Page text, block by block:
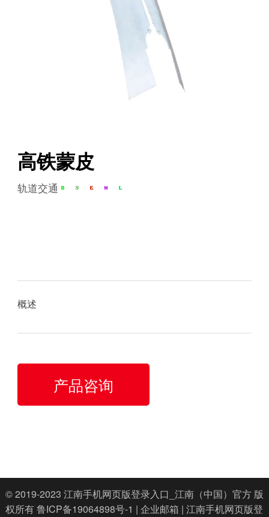
高铁蒙皮
轨道交通
概述
产品咨询
© 2019-2023 江南手机网页版登录入口_江南（中国）官方版
权所有鲁ICP备19064898号-1 | 企业邮箱 | 江南手机网页版登